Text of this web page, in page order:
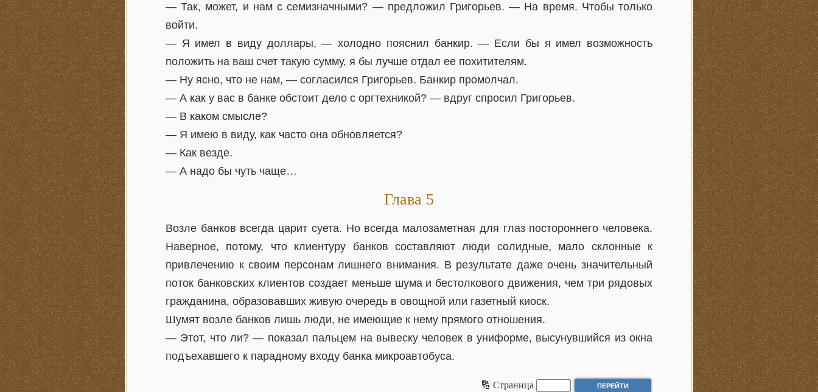
— Так, может, и нам с семизначными? — предложил Григорьев. — На время. Чтобы только
войти.
— Я имел в виду доллары, — холодно пояснил банкир. — Если бы я имел возможность
положить на ваш счет такую сумму, я бы лучше отдал ее похитителям.
— Ну ясно, что не нам, — согласился Григорьев. Банкир промолчал.
— А как у вас в банке обстоит дело с оргтехникой? — вдруг спросил Григорьев.
— В каком смысле?
— Я имею в виду, как часто она обновляется?
— Как везде.
— А надо бы чуть чаще…
Глава 5
Возле банков всегда царит суета. Но всегда малозаметная для глаз постороннего человека.
Наверное, потому, что клиентуру банков составляют люди солидные, мало склонные к
привлечению к своим персонам лишнего внимания. В результате даже очень значительный
поток банковских клиентов создает меньше шума и бестолкового движения, чем три рядовых
гражданина, образовавших живую очередь в овощной или газетный киоск.
Шумят возле банков лишь люди, не имеющие к нему прямого отношения.
— Этот, что ли? — показал пальцем на вывеску человек в униформе, высунувшийся из окна
подъехавшего к парадному входу банка микроавтобуса.
🔢 Страница